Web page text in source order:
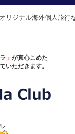
リジナル海外個人旅行
」 が真心こめた
いただきます。